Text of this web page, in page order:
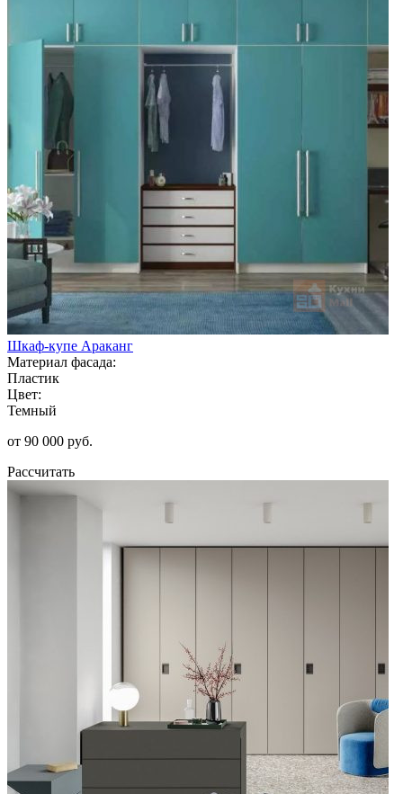
Шкаф-купе Араканг
Материал фасада:
Пластик
Цвет:
Темный
от 90 000 руб.
Рассчитать